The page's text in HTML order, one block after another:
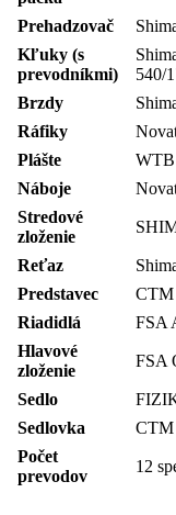
Prehadzovač
Kľuky (s
prevodníkmi)
540/
Brzdy
Ráfiky
Plášte
WTB
Náboje
Stredové
zloženie
Reťaz
Predstavec
CTM
Riadidlá
FSA
Hlavové
zloženie
FSA
Sedlo
Sedlovka
CTM
Počet
prevodov
12